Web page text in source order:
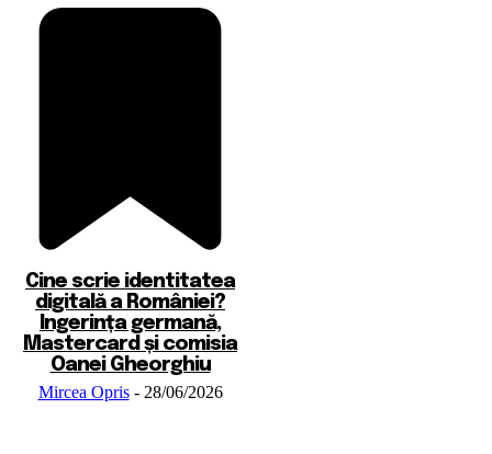
Cine scrie identitatea
digitală a României?
Ingerința germană,
Mastercard și comisia
Oanei Gheorghiu
Mircea Opris - 28/06/2026